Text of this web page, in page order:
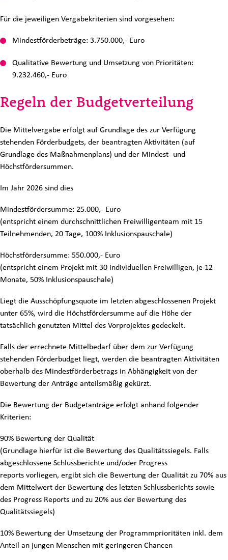
Für die jeweiligen Vergabekriterien sind vorgesehen:
Mindestförderbeträge: 3.750.000,- Euro
Qualitative Bewertung und Umsetzung von Prioritäten:
9.232.460,- Euro
Regeln der Budgetverteilung
Die Mittelvergabe erfolgt auf Grundlage des zur Verfügung
stehenden Förderbudgets, der beantragten Aktivitäten (auf
Grundlage des Maßnahmenplans) und der Mindest- und
Höchstfördersummen.
Im Jahr 2026 sind dies
Mindestfördersumme: 25.000,- Euro
(entspricht einem durchschnittlichen Freiwilligenteam mit 15
Teilnehmenden, 20 Tage, 100% Inklusionspauschale)
Höchstfördersumme: 550.000,- Euro
(entspricht einem Projekt mit 30 individuellen Freiwilligen, je 12
Monate, 50% Inklusionspauschale)
Liegt die Ausschöpfungsquote im letzten abgeschlossenen Projekt
unter 65%, wird die Höchstfördersumme auf die Höhe der
tatsächlich genutzten Mittel des Vorprojektes gedeckelt.
Falls der errechnete Mittelbedarf über dem zur Verfügung
stehenden Förderbudget liegt, werden die beantragten Aktivitäten
oberhalb des Mindestförderbetrags in Abhängigkeit von der
Bewertung der Anträge anteilsmäßig gekürzt.
Die Bewertung der Budgetanträge erfolgt anhand folgender
Kriterien:
90% Bewertung der Qualität
(Grundlage hierfür ist die Bewertung des Qualitätssiegels. Falls
abgeschlossene Schlussberichte und/oder Progress
reports vorliegen, ergibt sich die Bewertung der Qualität zu 70% aus
dem Mittelwert der Bewertung des letzten Schlussberichts sowie
des Progress Reports und zu 20% aus der Bewertung des
Qualitätssiegels)
10% Bewertung der Umsetzung der Programmprioritäten inkl. dem
Anteil an jungen Menschen mit geringeren Chancen